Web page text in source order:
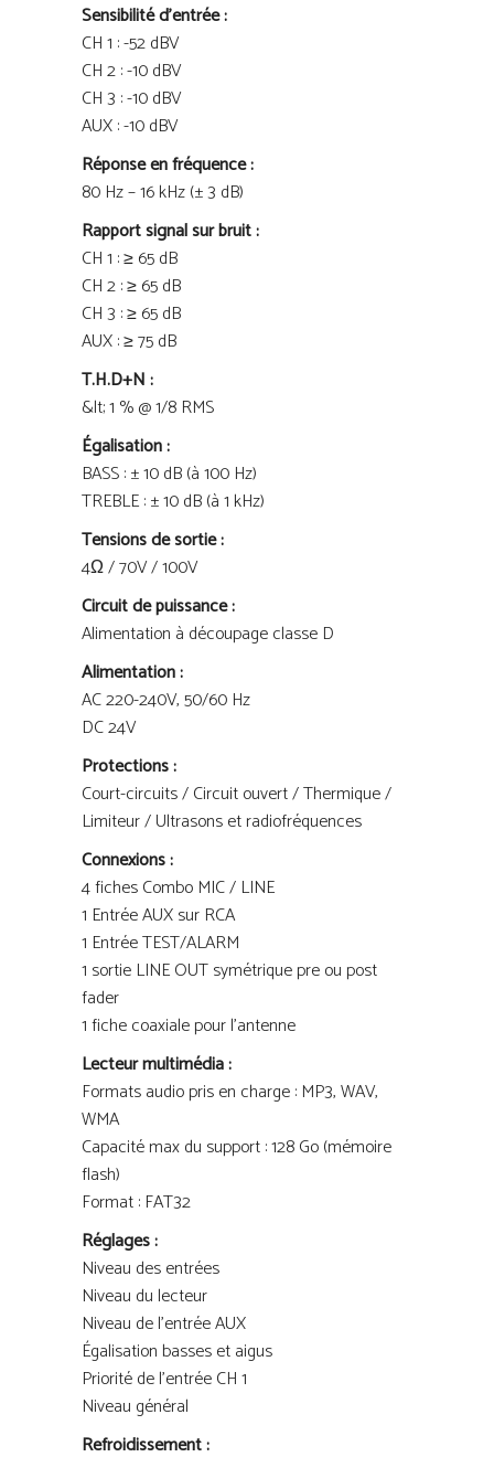
Sensibilité d’entrée :
CH 1 : -52 dBV
CH 2 : -10 dBV
CH 3 : -10 dBV
AUX : -10 dBV
Réponse en fréquence :
80 Hz – 16 kHz (± 3 dB)
Rapport signal sur bruit :
CH 1 : ≥ 65 dB
CH 2 : ≥ 65 dB
CH 3 : ≥ 65 dB
AUX : ≥ 75 dB
T.H.D+N :
&lt; 1 % @ 1/8 RMS
Égalisation :
BASS : ± 10 dB (à 100 Hz)
TREBLE : ± 10 dB (à 1 kHz)
Tensions de sortie :
4Ω / 70V / 100V
Circuit de puissance :
Alimentation à découpage classe D
Alimentation :
AC 220-240V, 50/60 Hz
DC 24V
Protections :
Court-circuits / Circuit ouvert / Thermique /
Limiteur / Ultrasons et radiofréquences
Connexions :
4 fiches Combo MIC / LINE
1 Entrée AUX sur RCA
1 Entrée TEST/ALARM
1 sortie LINE OUT symétrique pre ou post
fader
1 fiche coaxiale pour l’antenne
Lecteur multimédia :
Formats audio pris en charge : MP3, WAV,
WMA
Capacité max du support : 128 Go (mémoire
flash)
Format : FAT32
Réglages :
Niveau des entrées
Niveau du lecteur
Niveau de l’entrée AUX
Égalisation basses et aigus
Priorité de l’entrée CH 1
Niveau général
Refroidissement :